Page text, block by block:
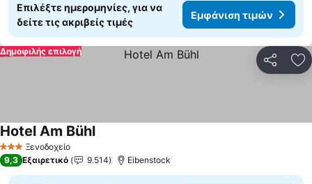
Επιλέξτε ημερομηνίες, για να
δείτε τις ακριβείς τιμές
Εμφάνιση τιμών
Δημοφιλής επιλογή
3 ΑστέριαΞενοδοχείο
Hotel Am Bühl
9,3 Εξαιρετικό 9.514 Eibenstock